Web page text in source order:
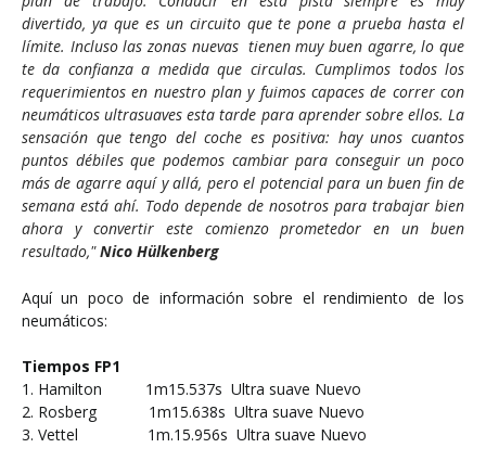
divertido, ya que es un circuito que te pone a prueba hasta el
límite. Incluso las zonas nuevas tienen muy buen agarre, lo que
te da confianza a medida que circulas. Cumplimos todos los
requerimientos en nuestro plan y fuimos capaces de correr con
neumáticos ultrasuaves esta tarde para aprender sobre ellos. La
sensación que tengo del coche es positiva: hay unos cuantos
puntos débiles que podemos cambiar para conseguir un poco
más de agarre aquí y allá, pero el potencial para un buen fin de
semana está ahí. Todo depende de nosotros para trabajar bien
ahora y convertir este comienzo prometedor en un buen
resultado,"Nico Hülkenberg
Aquí un poco de información sobre el rendimiento de los
neumáticos:
Tiempos FP1
1. Hamilton 1m15.537s Ultra suave Nuevo
2. Rosberg 1m15.638s Ultra suave Nuevo
3. Vettel 1m.15.956s Ultra suave Nuevo